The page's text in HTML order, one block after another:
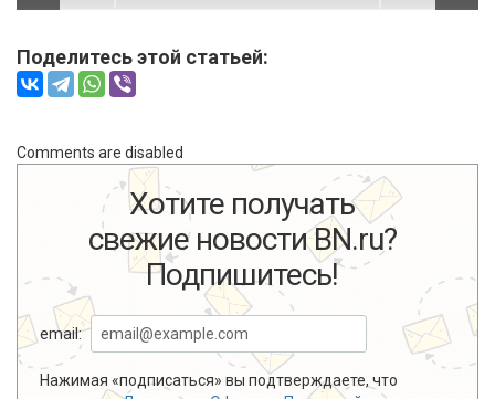
Поделитесь этой статьей:
Comments are disabled
Хотите получать
свежие новости BN.ru?
Подпишитесь!
email:
Нажимая «подписаться» вы подтверждаете, что